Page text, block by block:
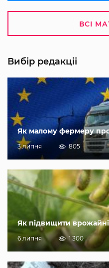
ВСІ
Вибір редакції
Як малому фермеру
3 липня 805
Як підвищити
6 липня 1 300